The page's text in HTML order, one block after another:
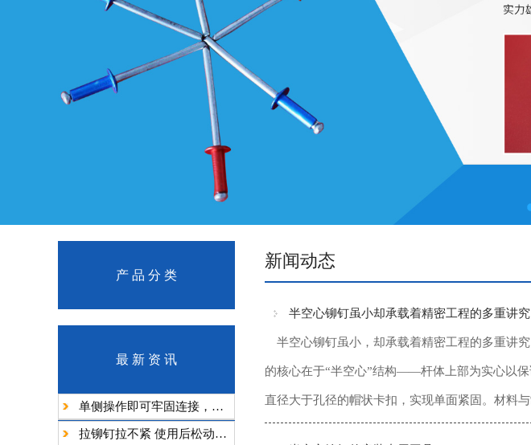
产 品 分 类
最 新 资 讯
单侧操作即可牢固连接，读懂拉铆钉的多重优势
拉铆钉拉不紧 使用后松动全部原因+对应解决办法
新闻动态
半空心铆钉虽小却承载着精密工程的多重讲究
半空心铆钉虽小，却承载着精密工程的多重讲
的核心在于“半空心”结构——杆体上部为实心以
直径大于孔径的帽状卡扣，实现单面紧固。材料